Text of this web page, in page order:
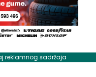
reklamnog sadržaja